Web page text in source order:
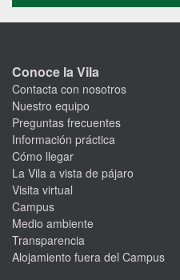
Conoce la Vila
Contacta con nosotros
Nuestro equipo
Preguntas frecuentes
Información práctica
Cómo llegar
La Vila a vista de pájaro
Visita virtual
Campus
Medio ambiente
Transparencia
Alojamiento fuera del Campus